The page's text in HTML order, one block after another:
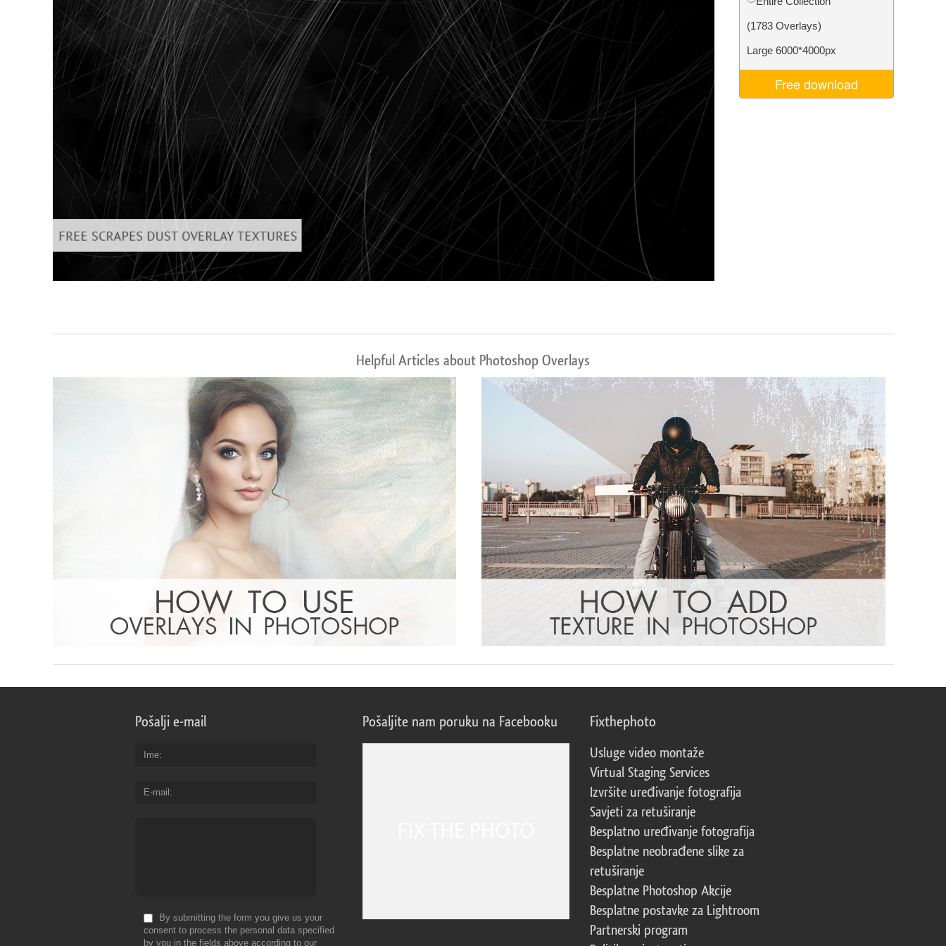
Uređivanje fotografija proizvoda Uređivanje fotografija nakita Podaci za obuku AI
(1783 Overlays)
Large 6000*4000px
Free download
Helpful Articles about Photoshop Overlays
Pošalji e-mail
Ime
E-mail
By submitting the form you give us your
consent to process the personal data specified
by you in the fields above according to our
Pošaljite nam poruku na Facebooku Fixthephoto
Usluge video montaže
Virtual Staging Services
Izvršite uređivanje fotografija
Savjeti za retuširanje
Besplatno uređivanje fotografija
Besplatne neobrađene slike za
retuširanje
Besplatne Photoshop Akcije
Besplatne postavke za Lightroom
Partnerski program